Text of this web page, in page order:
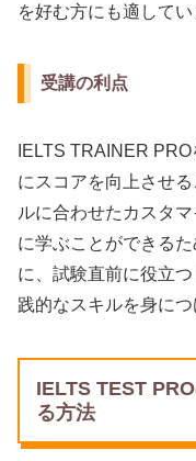
を好む方にも適してい
受講の利点
IELTS TRAINER
にスコアを向上させ
ルに合わせたカスタ
に学ぶことができる
に、試験直前に役立
践的なスキルを身につ
IELTS TEST
る方法